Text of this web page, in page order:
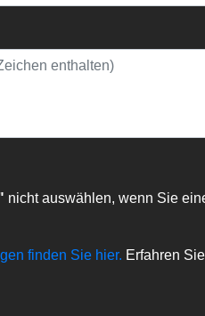
nicht auswählen, wenn Sie
finden Sie hier. Erfahren Sie